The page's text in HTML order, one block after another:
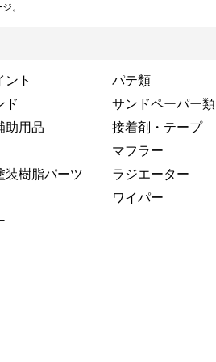
。
ント
パテ類
ド
サンドペーパー類
助用品
接着剤・テープ
マフラー
装樹脂パーツ
ラジエーター
ワイパー